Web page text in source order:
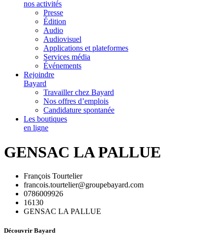
nos activités
Presse
Édition
Audio
Audiovisuel
Applications et plateformes
Services média
Événements
Rejoindre
Bayard
Travailler chez Bayard
Nos offres d’emplois
Candidature spontanée
Les boutiques
en ligne
GENSAC LA PALLUE
François Tourtelier
francois.tourtelier@groupebayard.com
0786009926
16130
GENSAC LA PALLUE
Découvrir Bayard